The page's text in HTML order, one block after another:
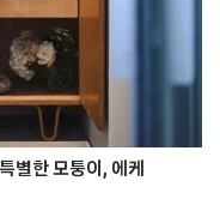
별한 모퉁이, 에케